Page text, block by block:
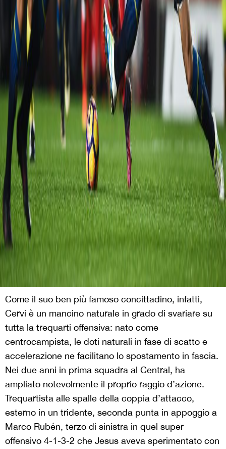
Come il suo ben più famoso concittadino, infatti,
Cervi è un mancino naturale in grado di svariare su
tutta la trequarti offensiva: nato come
centrocampista, le doti naturali in fase di scatto e
accelerazione ne facilitano lo spostamento in fascia.
Nei due anni in prima squadra al Central, ha
ampliato notevolmente il proprio raggio d’azione.
Trequartista alle spalle della coppia d’attacco,
esterno in un tridente, seconda punta in appoggio a
Marco Rubén, terzo di sinistra in quel super
offensivo 4-1-3-2 che Jesus aveva sperimentato con